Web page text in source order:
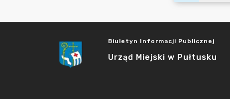
Biuletyn Informacji Publicznej
Urząd Miejski w Pułtusku